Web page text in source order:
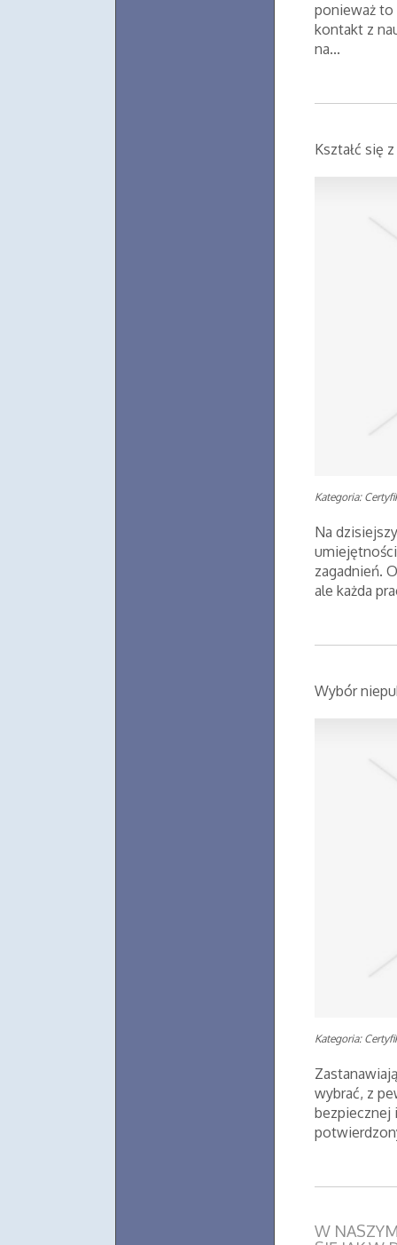
ponieważ to
kontakt z
na...
Kształć się
Kategoria:
Na
zagadnień.
ale każda
Wybór
Kategoria:
wybrać, z
bezpiecznej
W